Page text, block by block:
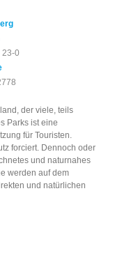
23-0
der viele, teils
Parks ist eine
für Touristen.
forciert. Dennoch oder
und naturnahes
werden auf dem
und natürlichen